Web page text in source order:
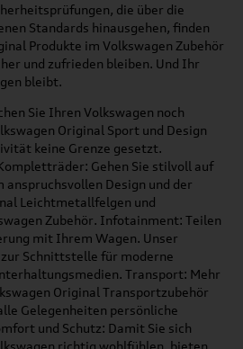
die über die
Standards hinausgehen, finden
Produkte im Volkswagen Zubehör
und zufrieden bleiben. Und Ihr
bleibt.
Sie Ihren Volkswagen noch
Original Sport und Design
keine Grenze gesetzt.
Gehen Sie stilvoll auf
anspruchsvollen Design und der
Leichtmetallfelgen und
Zubehör. Infotainment: Teilen
mit Ihrem Wagen. Unser
Schnittstelle für moderne
Transport: Mehr
Original Transportzubehör
Gelegenheiten persönliche
und Schutz: Damit Sie sich
richtig wohlfühlen, bieten